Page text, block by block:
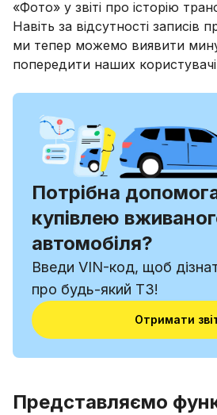
«Фото» у звіті про історію
Навіть за відсутності
ми тепер можемо виявити
попередити наших
Потрібна
купівлею
автомобіля?
Введи VIN-код, щоб
про будь-який ТЗ!
Отримати
Представляємо